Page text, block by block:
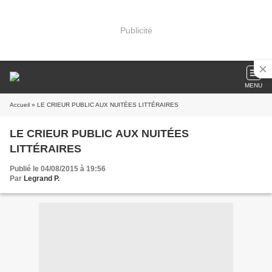
Publicité
MENU
Accueil » LE CRIEUR PUBLIC AUX NUITÉES LITTÉRAIRES
LE CRIEUR PUBLIC AUX NUITÉES
LITTÉRAIRES
Publié le 04/08/2015 à 19:56
Par Legrand P.